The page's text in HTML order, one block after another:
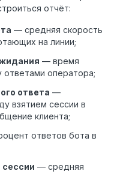
отчёт:
— средняя скорость
на линии;
— время
оператора;
ответа —
взятием сессии в
клиента;
ответов бота в
— средняя